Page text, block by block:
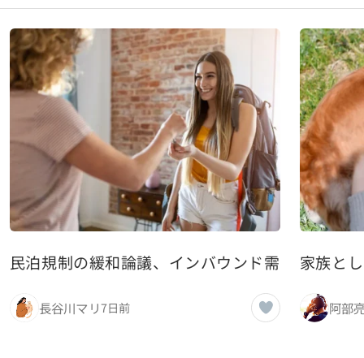
民泊規制の緩和論議、インバウンド需要との兼
長谷川マリ7日前
家族と
阿部